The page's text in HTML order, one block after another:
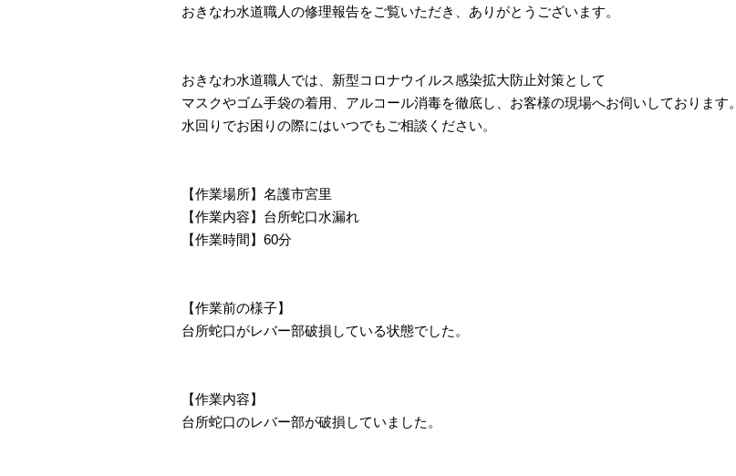
おきなわ水道職人の修理報告をご覧いただき、ありがとうございます。
おきなわ水道職人では、新型コロナウイルス感染拡大防止対策として
マスクやゴム手袋の着用、アルコール消毒を徹底し、お客様の現場へお伺いしております。
水回りでお困りの際にはいつでもご相談ください。
【作業場所】名護市宮里
【作業内容】台所蛇口水漏れ
【作業時間】60分
【作業前の様子】
台所蛇口がレバー部破損している状態でした。
【作業内容】
台所蛇口のレバー部が破損していました。